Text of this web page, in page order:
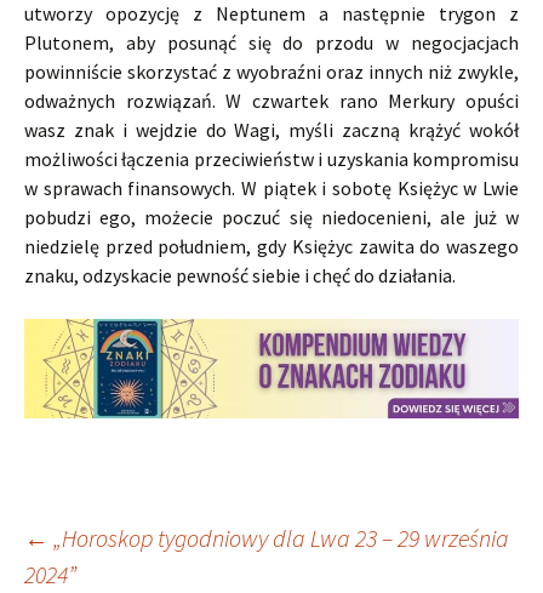
utworzy opozycję z Neptunem a następnie trygon z
Plutonem, aby posunąć się do przodu w negocjacjach
powinniście skorzystać z wyobraźni oraz innych niż zwykle,
odważnych rozwiązań. W czwartek rano Merkury opuści
wasz znak i wejdzie do Wagi, myśli zaczną krążyć wokół
możliwości łączenia przeciwieństw i uzyskania kompromisu
w sprawach finansowych. W piątek i sobotę Księżyc w Lwie
pobudzi ego, możecie poczuć się niedocenieni, ale już w
niedzielę przed południem, gdy Księżyc zawita do waszego
znaku, odzyskacie pewność siebie i chęć do działania.
Nawigacja
← „Horoskop tygodniowy dla Lwa 23 – 29 września
2024”